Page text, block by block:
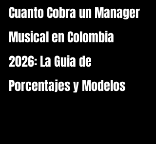
Cuanto Cobra un Manager
Musical en Colombia
2026: La Guia de
Porcentajes y Modelos